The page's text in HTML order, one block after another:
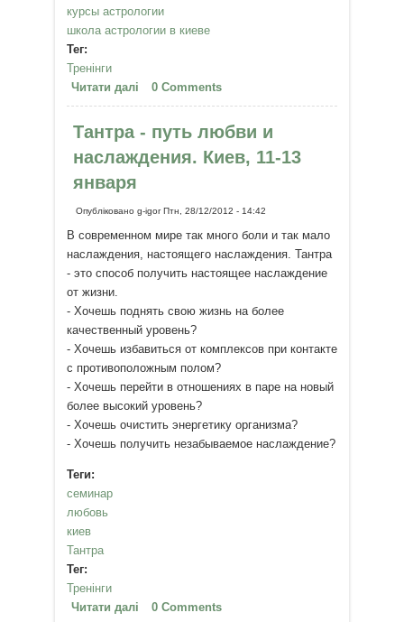
курсы астрологии
школа астрологии в киеве
Тег:
Тренінги
Читати далі про Школа астрологии "Познай
свою Вселенную"
0 Comments
Тантра - путь любви и
наслаждения. Киев, 11-13
января
Опублікованоg-igorПтн, 28/12/2012 - 14:42
В современном мире так много боли и так мало
наслаждения, настоящего наслаждения. Тантра
- это способ получить настоящее наслаждение
от жизни.
- Хочешь поднять свою жизнь на более
качественный уровень?
- Хочешь избавиться от комплексов при контакте
с противоположным полом?
- Хочешь перейти в отношениях в паре на новый
более высокий уровень?
- Хочешь очистить энергетику организма?
- Хочешь получить незабываемое наслаждениe?
Теги:
семинар
любовь
киев
Тантра
Тег:
Тренінги
Читати далі про Тантра - путь любви и
0 Comments